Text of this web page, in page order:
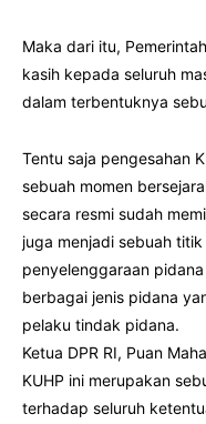
Maka dari itu,
kasih kepada seluruh
dalam terbentuknya
Tentu saja pengesahan
sebuah momen
secara resmi sudah
juga menjadi sebuah
penyelenggaraan
berbagai jenis pidana
pelaku tindak pidana.
Ketua DPR RI, Puan
KUHP ini merupakan
terhadap seluruh